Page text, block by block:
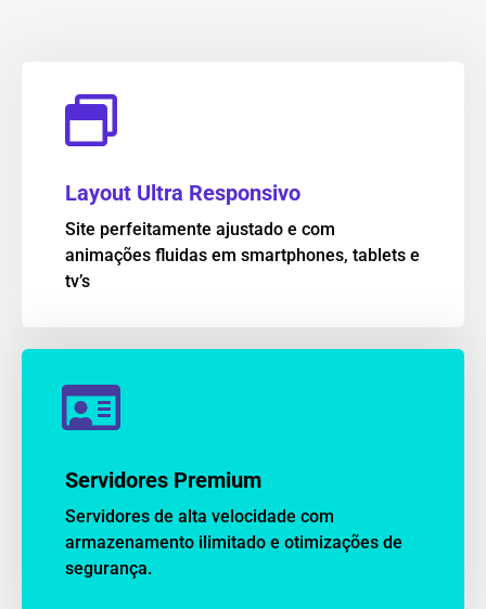
Layout Ultra Responsivo
Site perfeitamente ajustado e com
animações fluidas em smartphones, tablets e
tv’s
Servidores Premium
Servidores de alta velocidade com
armazenamento ilimitado e otimizações de
segurança.